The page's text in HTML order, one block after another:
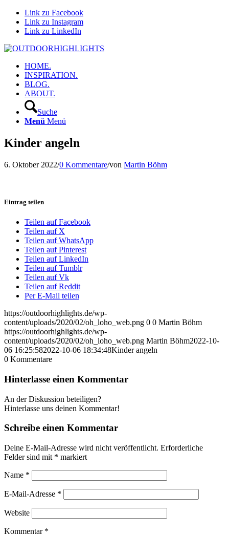
Link zu Facebook
Link zu Instagram
Link zu LinkedIn
HOME.
INSPIRATION.
BLOG.
ABOUT.
Suche
Menü Menü
Kinder angeln
6. Oktober 2022/0 Kommentare/von Martin Böhm
Eintrag teilen
Teilen auf Facebook
Teilen auf X
Teilen auf WhatsApp
Teilen auf Pinterest
Teilen auf LinkedIn
Teilen auf Tumblr
Teilen auf Vk
Teilen auf Reddit
Per E-Mail teilen
https://outdoorhighlights.de/wp-
content/uploads/2020/02/oh_loho_web.png 0 0 Martin Böhm
https://outdoorhighlights.de/wp-
content/uploads/2020/02/oh_loho_web.png Martin Böhm2022-10-
06 16:25:582022-10-06 18:34:48Kinder angeln
0 Kommentare
Hinterlasse einen Kommentar
An der Diskussion beteiligen?
Hinterlasse uns deinen Kommentar!
Schreibe einen Kommentar
Deine E-Mail-Adresse wird nicht veröffentlicht. Erforderliche
Felder sind mit * markiert
Name *
E-Mail-Adresse *
Website
Kommentar *